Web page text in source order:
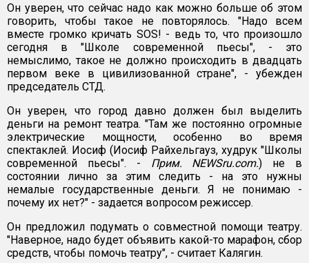
Он уверен, что сейчас надо как можно больше об этом
говорить, чтобы такое не повторялось. "Надо всем
вместе громко кричать SOS! - ведь то, что произошло
сегодня в "Школе современной пьесы", - это
немыслимо, такое не должно происходить в двадцать
первом веке в цивилизованной стране", - убежден
председатель СТД.
Он уверен, что город давно должен был выделить
деньги на ремонт театра. "Там же постоянно огромные
электрические мощности, особенно во время
спектаклей. Иосиф (Иосиф Райхельгауз, худрук "Школы
современной пьесы". - Прим. NEWSru.com.) не в
состоянии лично за этим следить - на это нужны
немалые государственные деньги. Я не понимаю -
почему их нет?" - задается вопросом режиссер.
Он предложил подумать о совместной помощи театру.
"Наверное, надо будет объявить какой-то марафон, сбор
средств, чтобы помочь театру", - считает Калягин.